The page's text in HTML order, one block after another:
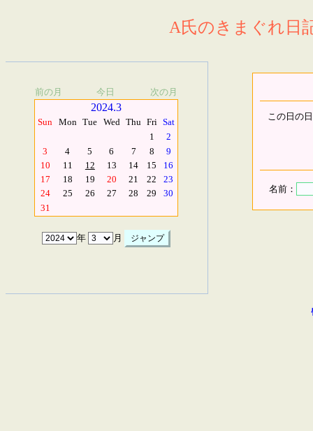
A氏のきまぐれ日
前の月 今日 次の月
2024.3
Sun Mon Tue Wed Thu Fri Sat
1
2
3
4 5 6 7 8
9
10
11 12 13 14 15
16
17
18 19 20 21 22
23
24
25 26 27 28 29
30
31
年 月
この日の
名前：